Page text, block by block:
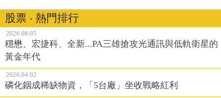
股票 ‧ 熱門排行
2026.08.05
穩懋、宏捷科、全新...PA三雄搶攻光通訊與低軌衛星的
黃金年代
2026.04.02
磷化銦成稀缺物資，「5台廠」坐收戰略紅利